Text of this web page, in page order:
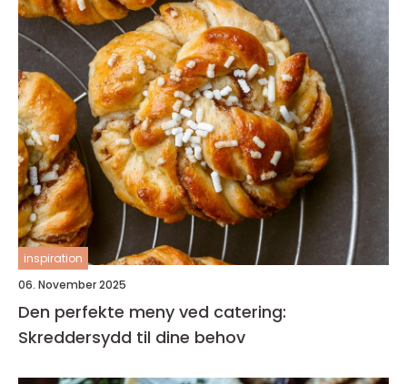
inspiration
06. November 2025
Den perfekte meny ved catering:
Skreddersydd til dine behov